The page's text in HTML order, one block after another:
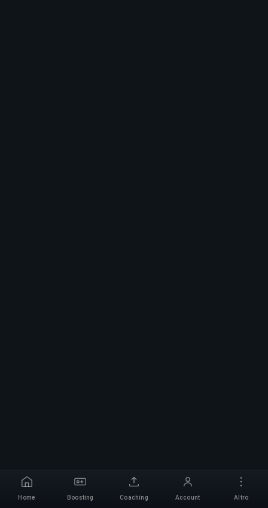
Home Boosting Coaching Account Altro